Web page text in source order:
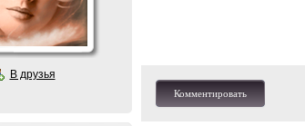
В друзья
Комментировать